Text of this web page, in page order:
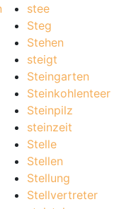
stee
Steg
Stehen
steigt
Steingarten
Steinkohlenteer
Steinpilz
steinzeit
Stelle
Stellen
Stellung
Stellvertreter